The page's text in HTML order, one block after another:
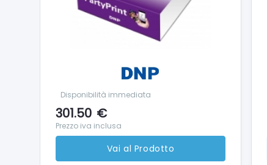
Disponibilità immediata
301.50 €
Prezzo iva inclusa
Vai al Prodotto